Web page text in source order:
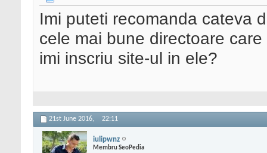
Imi puteti recomanda cateva
cele mai bune directoare
imi inscriu site-ul in ele?
21st June 2016, 22:11
iulipwnz
Membru SeoPedia